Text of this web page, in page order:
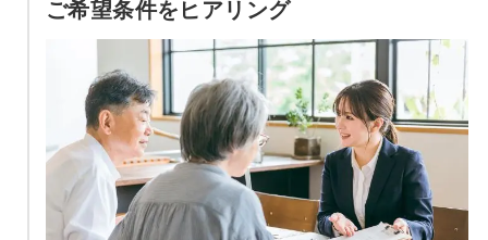
ご希望条件をヒアリング